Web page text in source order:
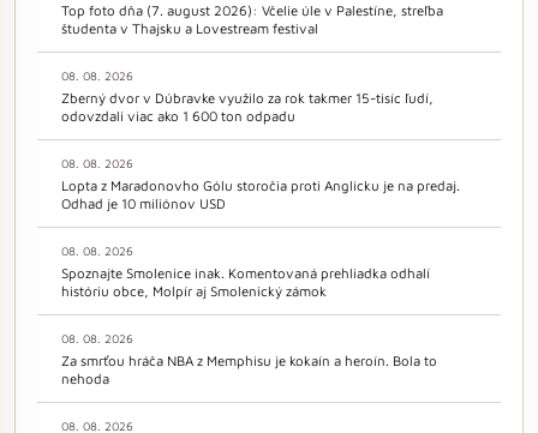
Top foto dňa (7. august 2026): Včelie úle v Palestíne, streľba
študenta v Thajsku a Lovestream festival
08. 08. 2026
Zberný dvor v Dúbravke využilo za rok takmer 15-tisíc ľudí,
odovzdali viac ako 1 600 ton odpadu
08. 08. 2026
Lopta z Maradonovho Gólu storočia proti Anglicku je na predaj.
Odhad je 10 miliónov USD
08. 08. 2026
Spoznajte Smolenice inak. Komentovaná prehliadka odhalí
históriu obce, Molpír aj Smolenický zámok
08. 08. 2026
Za smrťou hráča NBA z Memphisu je kokaín a heroín. Bola to
nehoda
08. 08. 2026